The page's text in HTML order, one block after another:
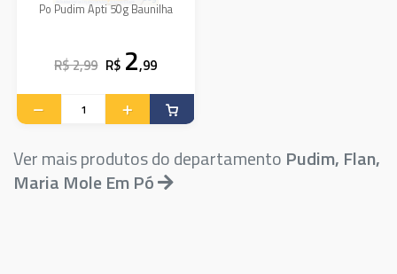
Po Pudim Apti 50g Baunilha
R$ 2,99 R$ 2,99
Ver mais produtos do departamento Pudim, Flan,
Maria Mole Em Pó